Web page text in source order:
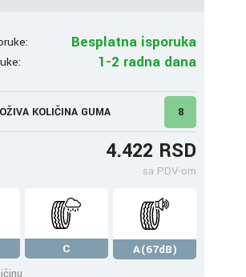
Besplatna isporuka
1-2 radna dana
KOLIČINA GUMA 8
4.422 RSD
sa PDV-om
C
A(67dB)